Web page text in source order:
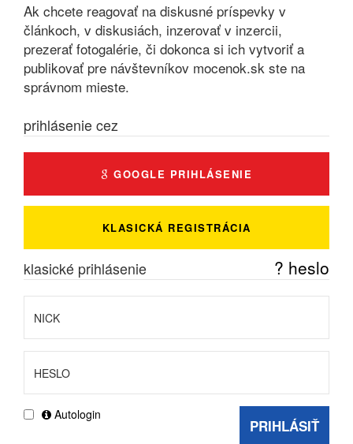
Ak chcete reagovať na diskusné príspevky v
článkoch, v diskusiách, inzerovať v inzercii,
prezerať fotogalérie, či dokonca si ich vytvoriť a
publikovať pre návštevníkov mocenok.sk ste na
správnom mieste.
prihlásenie cez
GOOGLE PRIHLÁSENIE
KLASICKÁ REGISTRÁCIA
klasické prihlásenie ? heslo
Autologin
PRIHLÁSIŤ